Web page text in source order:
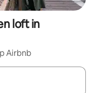
loft in
Airbnb
zijn, maak je een keuze